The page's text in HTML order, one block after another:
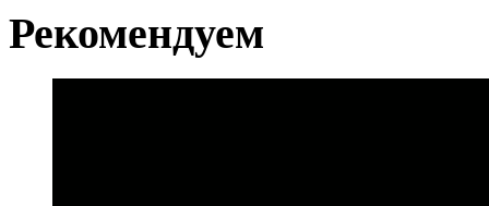
Рекомендуем